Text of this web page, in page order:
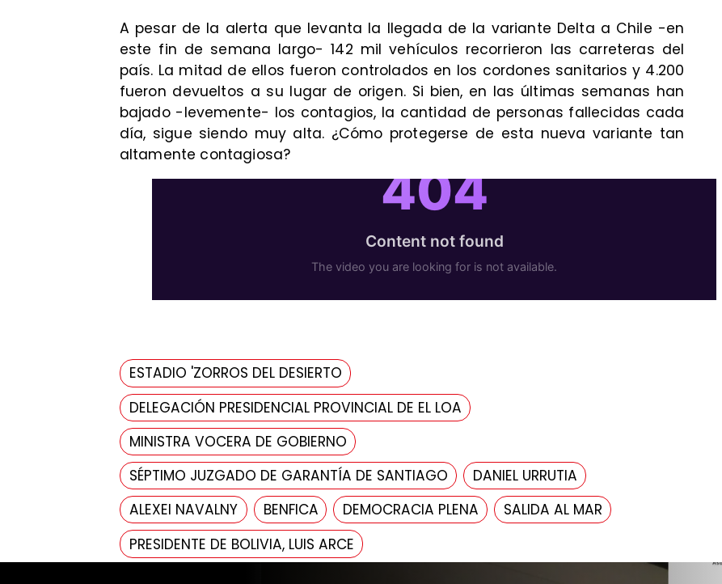
A pesar de la alerta que levanta la llegada de la variante Delta a Chile -en
este fin de semana largo- 142 mil vehículos recorrieron las carreteras del
país. La mitad de ellos fueron controlados en los cordones sanitarios y 4.200
fueron devueltos a su lugar de origen. Si bien, en las últimas semanas han
bajado -levemente- los contagios, la cantidad de personas fallecidas cada
día, sigue siendo muy alta. ¿Cómo protegerse de esta nueva variante tan
altamente contagiosa?
ESTADIO 'ZORROS DEL DESIERTO
DELEGACIÓN PRESIDENCIAL PROVINCIAL DE EL LOA
MINISTRA VOCERA DE GOBIERNO
SÉPTIMO JUZGADO DE GARANTÍA DE SANTIAGO
DANIEL URRUTIA
ALEXEI NAVALNY
BENFICA DEMOCRACIA PLENA
SALIDA AL MAR
PRESIDENTE DE BOLIVIA, LUIS ARCE